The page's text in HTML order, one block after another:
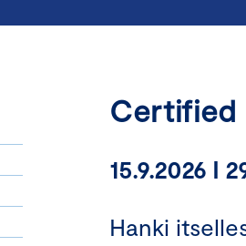
Certified
15.9.2026 I
Hanki